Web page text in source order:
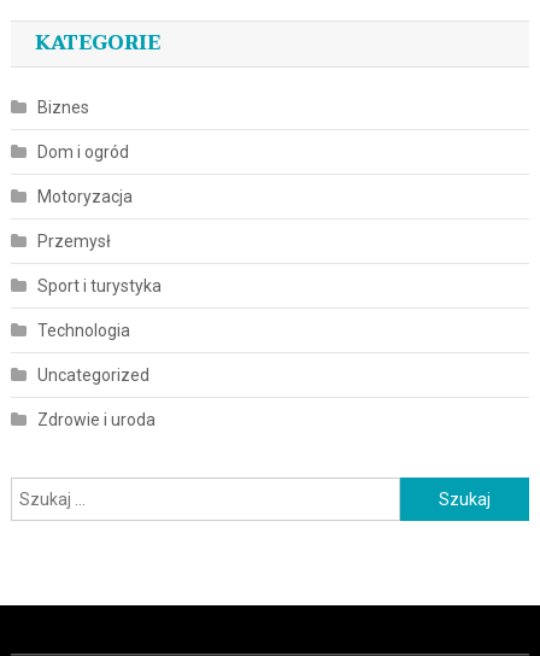
KATEGORIE
Biznes
Dom i ogród
Motoryzacja
Przemysł
Sport i turystyka
Technologia
Uncategorized
Zdrowie i uroda
Szukaj: